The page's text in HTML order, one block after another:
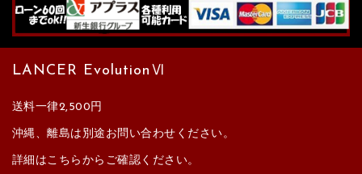
LANCER EvolutionⅥ
送料一律2,500円
沖縄、離島は別途お問い合わせください。
詳細はこちらからご確認ください。